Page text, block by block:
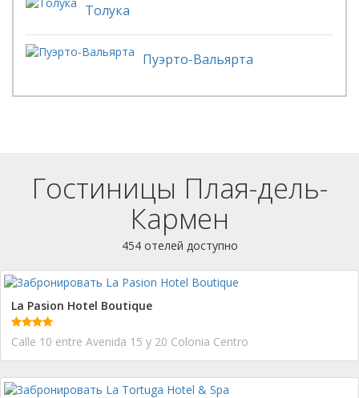
Толука
Пуэрто-Вальярта
Гостиницы Плая-дель-
Кармен
454 отелей доступно
La Pasion Hotel Boutique
Calle 10 entre Avenida 15 y 20 Colonia Centro